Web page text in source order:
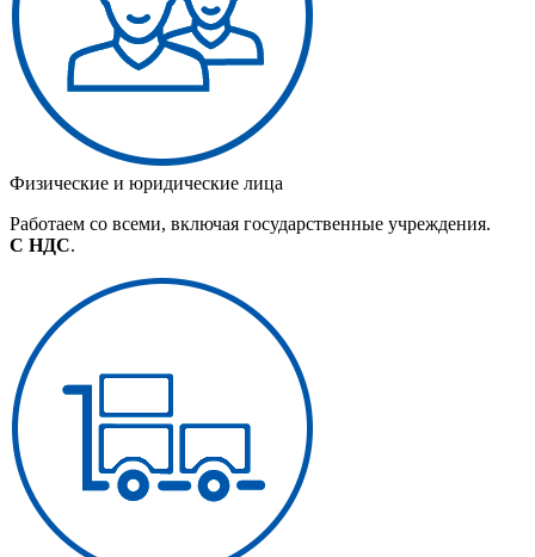
Физические и юридические лица
Работаем со всеми, включая государственные учреждения.
С НДС.